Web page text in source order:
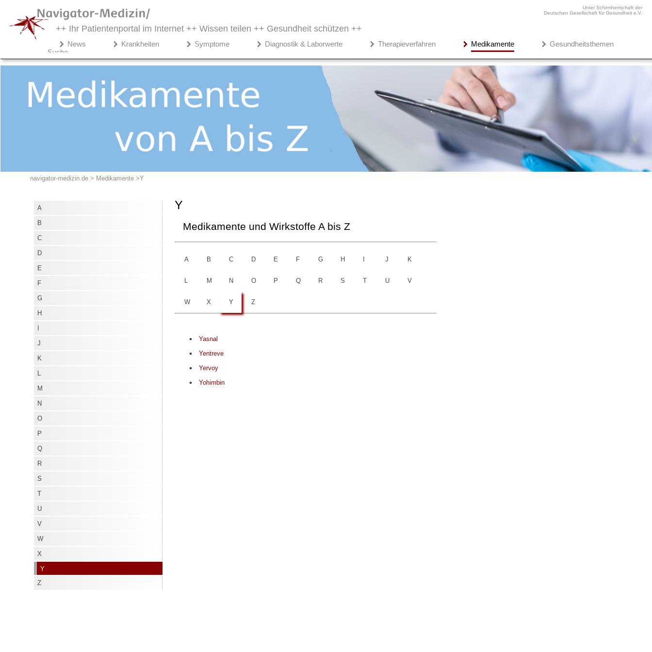
Unter Schirmherrschaft der
Deutschen Gesellschaft für Gesundheit e.V.
++ Ihr Patientenportal im Internet ++ Wissen teilen ++ Gesundheit schützen ++
News Krankheiten Symptome Diagnostik & Laborwerte Therapieverfahren Medikamente
Gesundheitsthemen
Suche
navigator-medizin.de > Medikamente Y
A
B
C
D
E
F
G
H
J
K
L
M
N
O
P
Q
R
S
T
U
V
W
X
Y
Z
Y
Medikamente und Wirkstoffe A bis Z
A B C D E F G H J K
L M N O P Q R S T U V
W X Y Z
Yasnal
Yentreve
Yervoy
Yohimbin
Navigator-
▾
Medikamente